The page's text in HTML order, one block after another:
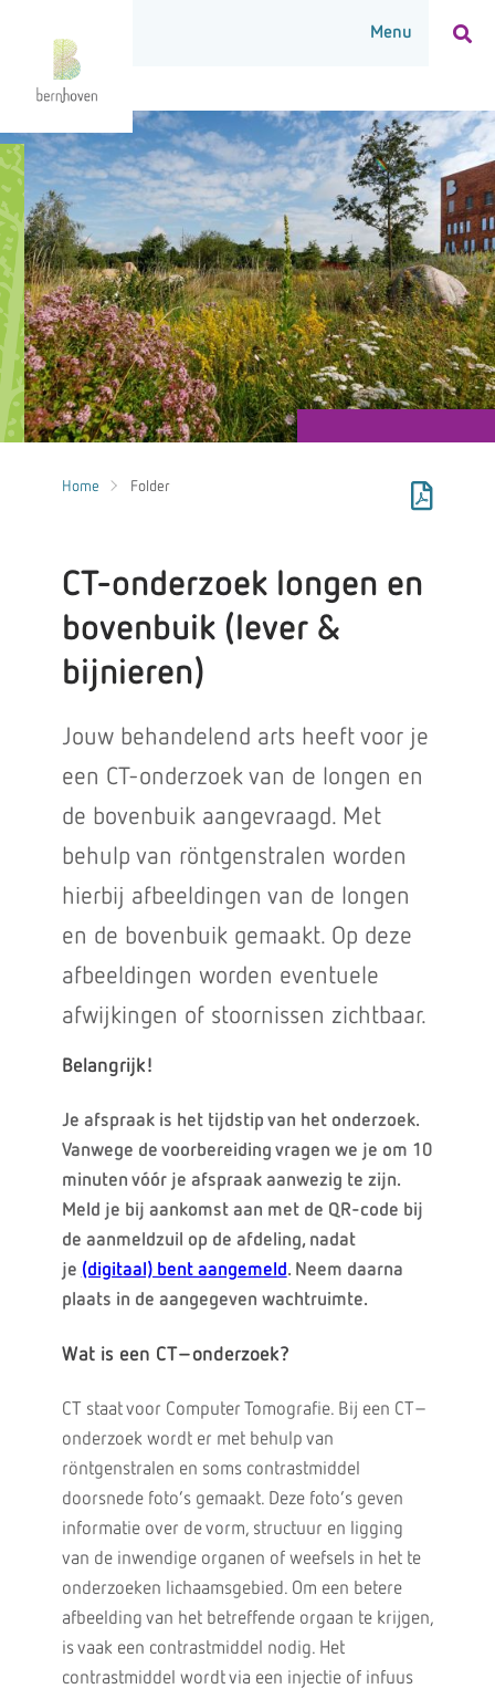
Home Folder
CT-onderzoek longen en
bovenbuik (lever &
bijnieren)
Jouw behandelend arts heeft voor je
een CT-onderzoek van de longen en
de bovenbuik aangevraagd. Met
behulp van röntgenstralen worden
hierbij afbeeldingen van de longen
en de bovenbuik gemaakt. Op deze
afbeeldingen worden eventuele
afwijkingen of stoornissen zichtbaar.
Belangrijk!
Je afspraak is het tijdstip van het onderzoek.
Vanwege de voorbereiding vragen we je om 10
minuten vóór je afspraak aanwezig te zijn.
Meld je bij aankomst aan met de QR-code bij
de aanmeldzuil op de afdeling, nadat
je (digitaal) bent aangemeld. Neem daarna
plaats in de aangegeven wachtruimte.
Wat is een CT–onderzoek?
CT staat voor Computer Tomografie. Bij een CT–
onderzoek wordt er met behulp van
röntgenstralen en soms contrastmiddel
doorsnede foto’s gemaakt. Deze foto’s geven
informatie over de vorm, structuur en ligging
van de inwendige organen of weefsels in het te
onderzoeken lichaamsgebied. Om een betere
afbeelding van het betreffende orgaan te krijgen,
is vaak een contrastmiddel nodig. Het
contrastmiddel wordt via een injectie of infuus